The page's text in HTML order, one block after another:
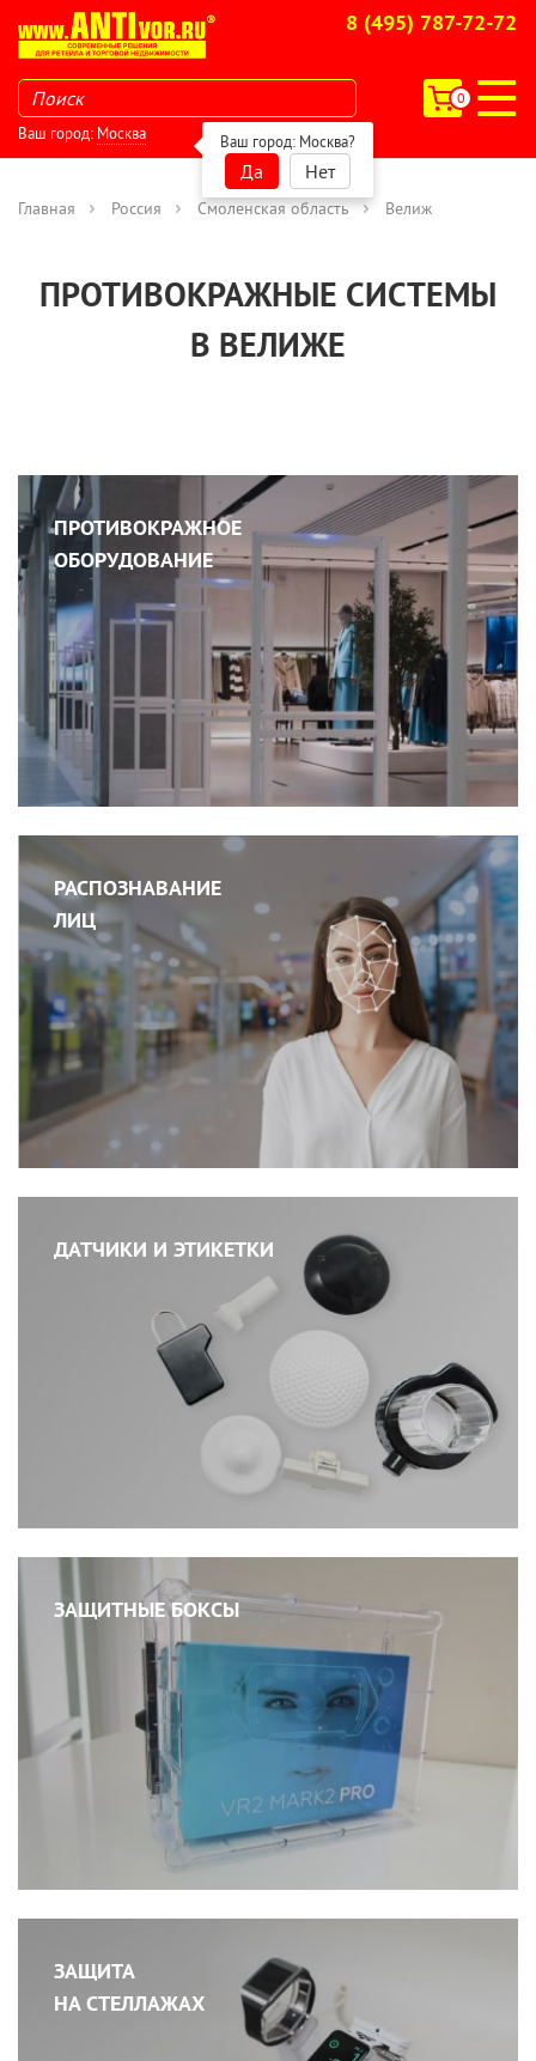
8 (495) 787-72-72
0
Ваш город: Москва Ваш город: Москва?
Да Нет
Главная Россия Смоленская область Велиж
ПРОТИВОКРАЖНЫЕ СИСТЕМЫ
В ВЕЛИЖЕ
ПРОТИВОКРАЖНОЕ
ОБОРУДОВАНИЕ
РАСПОЗНАВАНИЕ
ЛИЦ
ДАТЧИКИ И ЭТИКЕТКИ
ЗАЩИТНЫЕ БОКСЫ
ЗАЩИТА
НА СТЕЛЛАЖАХ